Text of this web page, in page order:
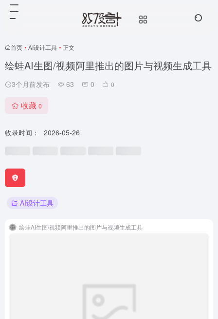
首页 • AI设计工具 • 正文
绘蛙AI生图/视频阿里推出的图片与视频生成工具
3个月前发布 63 0 0
收藏 0
收录时间： 2026-05-26
AI设计工具
绘蛙AI生图/视频阿里推出的图片与视频生成工具